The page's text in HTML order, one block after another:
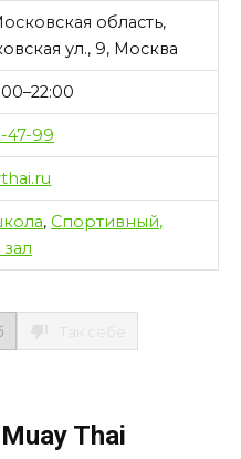
область,
ул., 9, Москва
47-99
, Спортивный,
Thai